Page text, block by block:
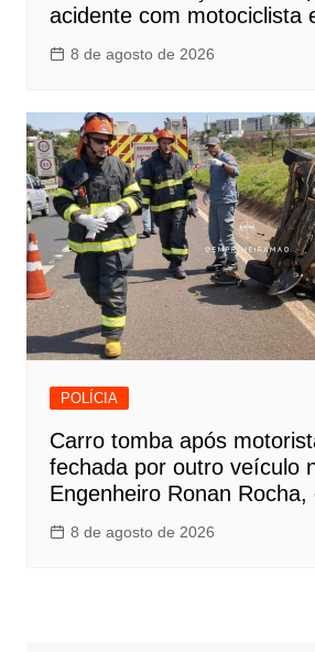
acidente com motociclista
8 de agosto de 2026
POLÍCIA
Carro tomba após
fechada por outro veículo
Engenheiro Ronan
8 de agosto de 2026